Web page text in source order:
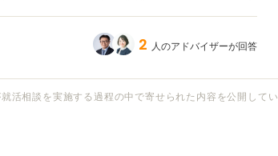
です。
2 人のアドバイザーが回答
活相談を実施する過程の中で寄せられた内容を公開してい